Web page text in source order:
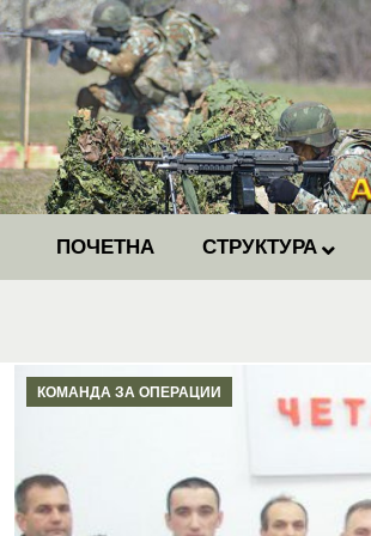
ПОЧЕТНА СТРУКТУРА
КОМАНДА ЗА ОПЕРАЦИИ